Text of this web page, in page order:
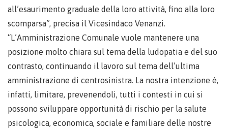
all’esaurimento graduale della loro attività, fino alla loro
scomparsa”, precisa il Vicesindaco Venanzi.
“L’Amministrazione Comunale vuole mantenere una
posizione molto chiara sul tema della ludopatia e del suo
contrasto, continuando il lavoro sul tema dell’ultima
amministrazione di centrosinistra. La nostra intenzione è,
infatti, limitare, prevenendoli, tutti i contesti in cui si
possono sviluppare opportunità di rischio per la salute
psicologica, economica, sociale e familiare delle nostre